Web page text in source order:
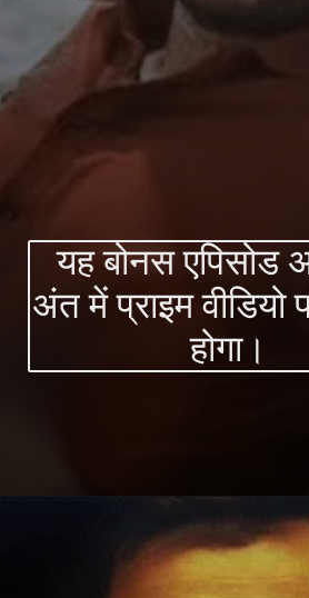
यह बोनस एपिसोड
अंत में प्राइम वीडियो
होगा।